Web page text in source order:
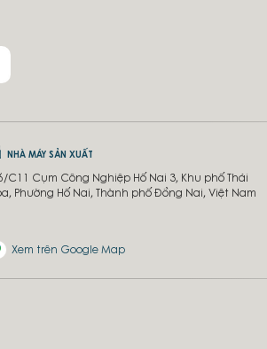
NHÀ MÁY SẢN XUẤT
C11 Cụm Công Nghiệp Hố Nai 3, Khu phố Thái
Phường Hố Nai, Thành phố Đồng Nai, Việt Nam
Xem trên Google Map